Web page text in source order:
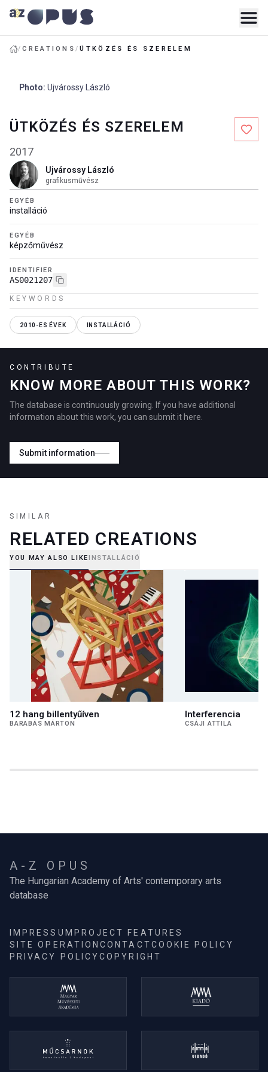
/CREATIONS/ÜTKÖZÉS ÉS SZERELEM
ÜTKÖZÉS ÉS SZERELEM
2017
Ujvárossy László
grafikusművész
EGYÉB
installáció
EGYÉB
képzőművész
IDENTIFIER
AS0021207
KEYWORDS
2010-ES ÉVEK INSTALLÁCIÓ
Photo: Ujvárossy László
CONTRIBUTE
KNOW MORE ABOUT THIS WORK?
The database is continuously growing. If you have additional
information about this work, you can submit it here.
Submit information
SIMILAR
RELATED CREATIONS
YOU MAY ALSO LIKEINSTALLÁCIÓ
12 hang billentyűíven
BARABÁS MÁRTON
Interferencia
CSÁJI ATTILA
A-Z OPUS
The Hungarian Academy of Arts' contemporary arts
database
IMPRESSUM PROJECT FEATURES
SITE OPERATIONCONTACTCOOKIE POLICY
PRIVACY POLICYCOPYRIGHT